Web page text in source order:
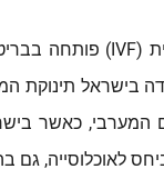
לאוכלוסייה, גם